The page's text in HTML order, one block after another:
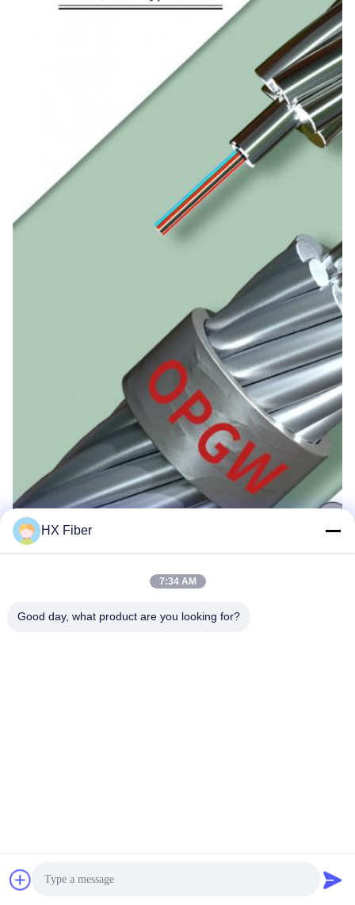
③Fil d'acier recouvert d'aluminium
HX Fiber
7:34 AM
Good day, what product are you looking for?